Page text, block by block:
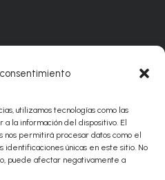
utilizamos tecnologías como las
la información del dispositivo. El
permitirá procesar datos como el
identificaciones únicas en este sitio. No
puede afectar negativamente a
La Palma de